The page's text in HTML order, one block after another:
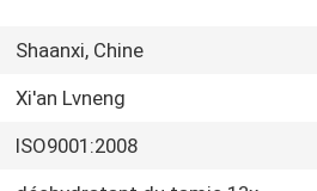
Shaanxi, Chine
Xi'an Lvneng
ISO9001:2008